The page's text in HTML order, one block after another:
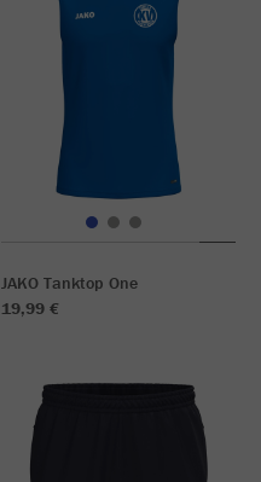
JAKO Tanktop One
19,99 €